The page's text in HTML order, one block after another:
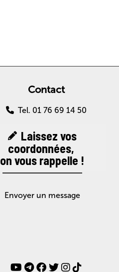
Contact
Tel. 01 76 69 14 50
Laissez vos
coordonnées,
on vous rappelle !
Envoyer un message